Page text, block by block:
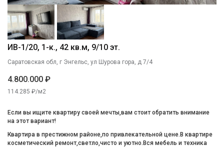
ИВ-1/20, 1-к., 42 кв.м, 9/10 эт.
Саратовская обл, г Энгельс, ул Шурова гора, д 7/4
4.800.000 ₽
114.285 ₽/м2
Если вы ищите квартиру своей мечты,вам стоит обратить внимание
на этот вариант!
Квартира в престижном районе,по привлекательной цене.В квартире
косметический ремонт,светло,чисто и уютно.Вся мебель и техника